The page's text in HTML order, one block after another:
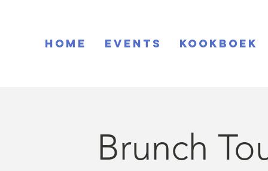
Home EVENTS KOOKBOEK
Brunch